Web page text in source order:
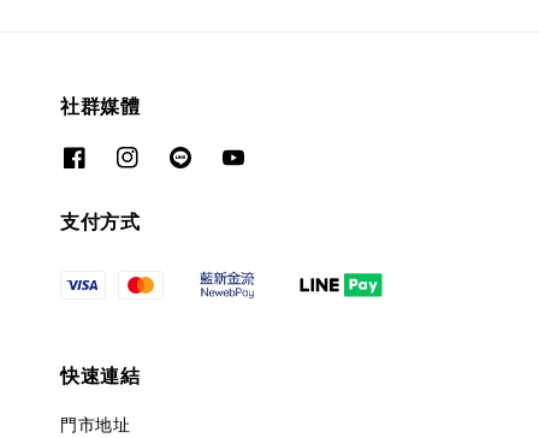
社群媒體
支付方式
快速連結
門市地址